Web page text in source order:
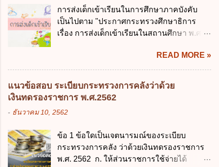
รับผิดชอบในการบริหารจัดการข้อมูลของ
หน่วยงานของรัฐ ง. กำหนดกรอบและทิศทาง
การบริหารงานภาครัฐและการจัดทำบริการ
พัฒนารัฐบาลดิจิทัลโดยตำแหน่ง ม...
ด้านความบันเทิงและนันทนาการ ง. ถูกทุกข้อ
ข้อ 3 โดยหลัก ทั่วไป พระราชบัญญัติคุ้มครอง
ข้อมูลส่วนบุคคล พ.ศ. 2562 ใช้บังคับตั้งแต่วัน
2562 ค. 28 พฤษภาคม 2562 ง. 29
พฤษภาคม 2562 ข้อ 4 "บุคคลหรือนิติบุคคล
ซึ่งมีอำนาจหน้าที่ตัดสินใจเกี่ยวกับการเก็บ
รวบรวม ใช้ หรือเปิดเผยข้อมูลส่วนบุคคล" คือ
พนักงานเจ้าหน้าที่ ง. ไม่มีข้อใดถูกต้อง ข้อ 5 ผู้
มีอำนาจแต่งตั้งพนักงานเจ้าหน้าที่ตามพระ
ราชบัญญัติคุ้มครองข้อมูลส่วนบุคคล พ.ศ.
การส่งเด็กเข้าเรียนในการศึกษาภาคบังคับ
เป็นไปตาม "ประกาศกระทรวงศึกษาธิการ
เรื่อง การส่งเด็กเข้าเรียนในสถานศึกษา พ.ศ.
เรื่อง หลักเกณฑ์และวิธีการปฏิบัติสำหรับผู้ที่
มิใช่ผู้ปกครองซึ่งมีเด็กที่มีอายุในเกณฑ์การ
ศึกษาภาคบังคับอาศัยอยู่" ออกตามความใน
มีสาระสำคัญดังนี้ 1. คำว่า "เด็ก" หมายถึง เด็ก
เว้นแต่เด็กที่สอบได้ชั้นปีที่ 9 ของการศึกษา
ภาคบังคับแล้ว 2. ผู้ปกครอง คือ 2.1 บิดา
มารดา 2.2 บิดาหรือมารดา ซึ่งเป็นผู้ใช้
READ MORE »
แนวข้อสอบ ระเบียบกระทรวงการคลังว่าด้วย
เงินทดรองราชการ พ.ศ.2562
- ธันวาคม 10, 2562
ข้อ 1 ข้อใดเป็นเจตนารมณ์ของระเบียบ
กระทรวงการคลัง ว่าด้วยเงินทดรองราชการ
พ.ศ. 2562 ก. ให้ส่วนราชการใช้จ่ายได้